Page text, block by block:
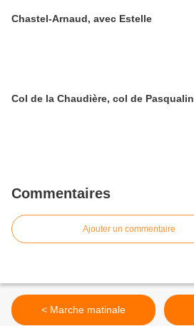
Chastel-Arnaud, avec Estelle
Col de la Chaudière, col de Pasqualin
Commentaires
Ajouter un commentaire
< Marche matinale